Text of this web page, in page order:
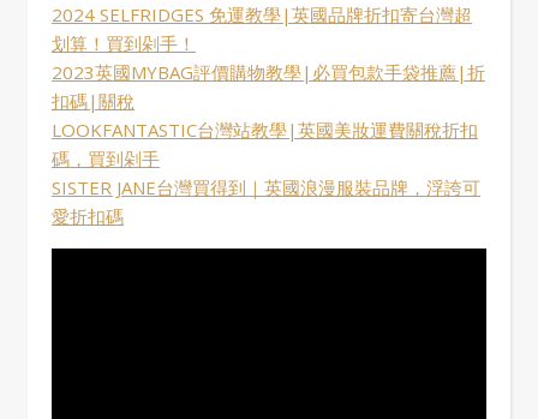
2024 SELFRIDGES 免運教學|英國品牌折扣寄台灣超
划算！買到剁手！
2023英國MYBAG評價購物教學|必買包款手袋推薦|折
扣碼|關稅
LOOKFANTASTIC台灣站教學|英國美妝運費關稅折扣
碼，買到剁手
SISTER JANE台灣買得到｜英國浪漫服裝品牌，浮誇可
愛折扣碼